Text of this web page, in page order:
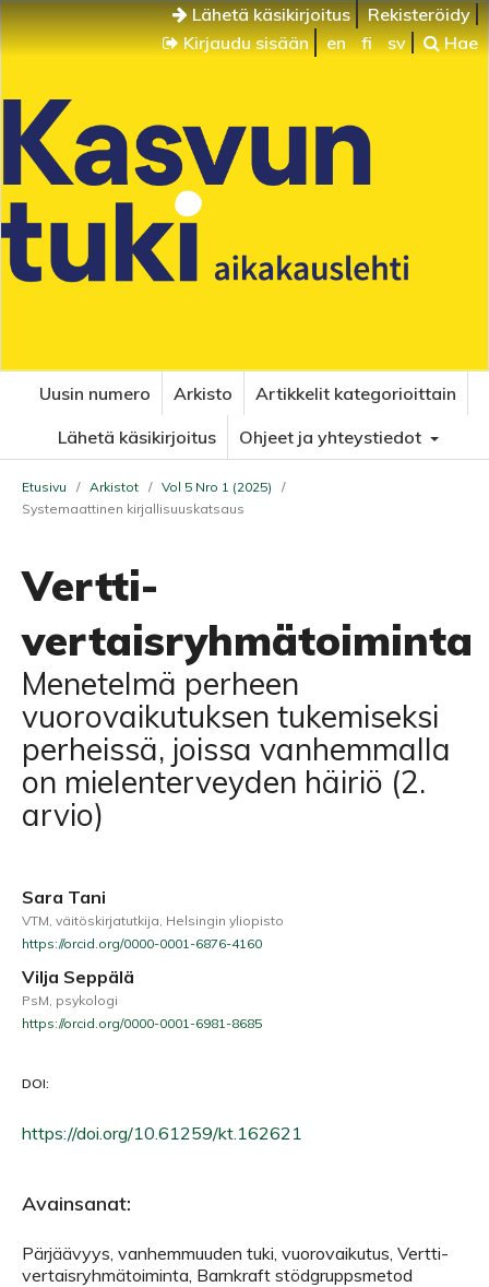
Lähetä käsikirjoitus
Rekisteröidy
Kirjaudu sisään
en fi sv Hae
Uusin numero Arkisto
Artikkelit kategorioittain
Lähetä käsikirjoitus
Ohjeet ja yhteystiedot
Etusivu / Arkistot / Vol 5 Nro 1 (2025)
/
Systemaattinen kirjallisuuskatsaus
Vertti-
vertaisryhmätoiminta
Menetelmä perheen
vuorovaikutuksen tukemiseksi
perheissä, joissa vanhemmalla
on mielenterveyden häiriö (2.
arvio)
Sara Tani
VTM, väitöskirjatutkija, Helsingin yliopisto
https://orcid.org/0000-0001-6876-4160
Vilja Seppälä
PsM, psykologi
https://orcid.org/0000-0001-6981-8685
DOI:
https://doi.org/10.61259/kt.162621
Avainsanat:
Pärjäävyys, vanhemmuuden tuki, vuorovaikutus, Vertti-
vertaisryhmätoiminta, Barnkraft stödgruppsmetod